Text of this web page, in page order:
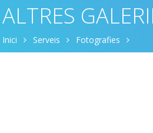
ALTRES
Inici Serveis Fotografies